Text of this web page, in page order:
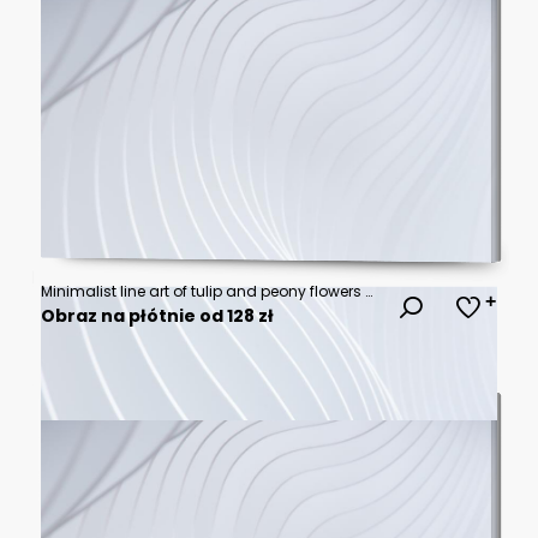
Minimalist line art of tulip and peony flowers with abstract pastel color blobs background
Obraz na płótnie od 128 zł